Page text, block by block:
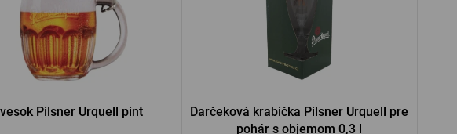
Pilsner Urquell pint
Darčeková krabička Pilsner Urquell pre
pohár s objemom 0,3 l